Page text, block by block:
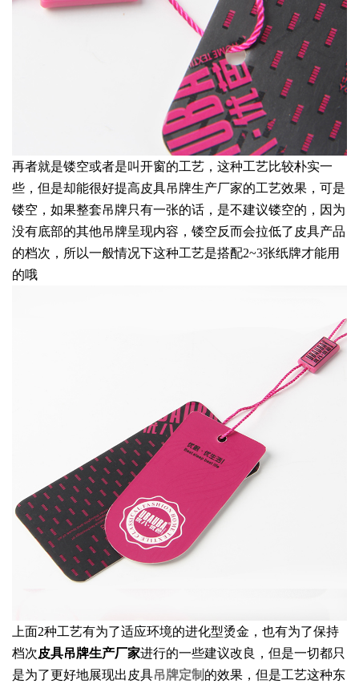
再者就是镂空或者是叫开窗的工艺，这种工艺比较朴实一
些，但是却能很好提高皮具吊牌生产厂家的工艺效果，可是
镂空，如果整套吊牌只有一张的话，是不建议镂空的，因为
没有底部的其他吊牌呈现内容，镂空反而会拉低了皮具产品
的档次，所以一般情况下这种工艺是搭配2~3张纸牌才能用
的哦
上面2种工艺有为了适应环境的进化型烫金，也有为了保持
档次皮具吊牌生产厂家进行的一些建议改良，但是一切都只
是为了更好地展现出皮具吊牌定制 的效果，但是工艺这种东